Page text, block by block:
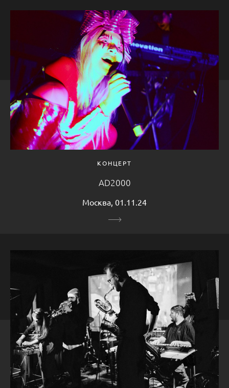
КОНЦЕРТ
AD2000
Москва, 01.11.24